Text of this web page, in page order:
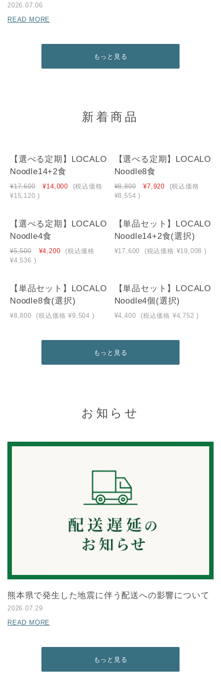
2026.07.06
READ MORE
もっと見る
新着商品
【選べる定期】LOCALO
Noodle14+2食
¥17,600 ¥14,000
(税込価格
¥15,120 )
【選べる定期】LOCALO
Noodle8食
¥8,800 ¥7,920
(税込価格
¥8,554 )
【選べる定期】LOCALO
Noodle4食
¥5,500 ¥4,200
(税込価格
¥4,536 )
【単品セット】LOCALO
Noodle14+2食(選択)
¥17,600 (税込価格 ¥19,008 )
【単品セット】LOCALO
Noodle8食(選択)
¥8,800 (税込価格 ¥9,504 )
【単品セット】LOCALO
Noodle4個(選択)
¥4,400 (税込価格 ¥4,752 )
もっと見る
お知らせ
熊本県で発生した地震に伴う配送への影響について
2026.07.29
READ MORE
もっと見る